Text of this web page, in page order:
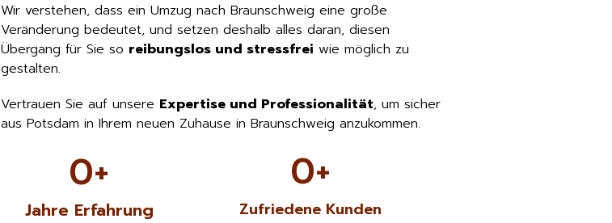
Wir verstehen, dass ein Umzug nach Braunschweig eine große
Veränderung bedeutet, und setzen deshalb alles daran, diesen
Übergang für Sie so reibungslos und stressfrei wie möglich zu
gestalten.
Vertrauen Sie auf unsere Expertise und Professionalität, um sicher
aus Potsdam in Ihrem neuen Zuhause in Braunschweig anzukommen.
0+
Jahre Erfahrung
0+
Zufriedene Kunden